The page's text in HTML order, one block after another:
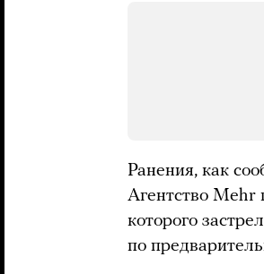
Ранения, как
Агентство Mehr
которого
по